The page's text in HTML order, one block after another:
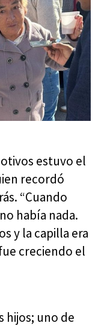
estuvo el
recordó
“Cuando
había nada.
y la capilla era
creciendo el
hijos; uno de